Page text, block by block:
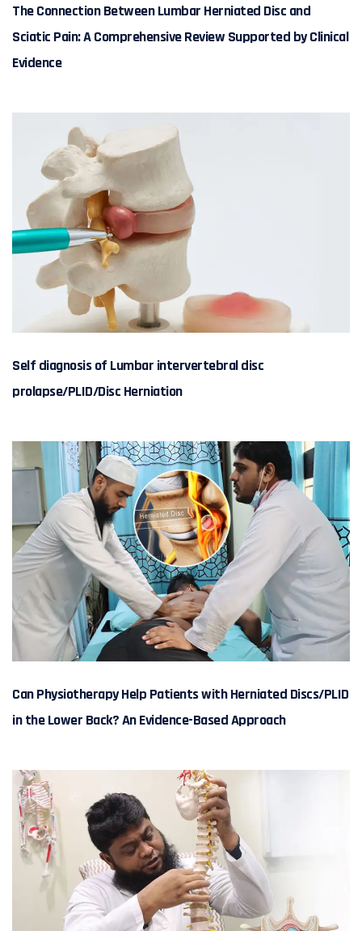
The Connection Between Lumbar Herniated Disc and
Sciatic Pain: A Comprehensive Review Supported by Clinical
Evidence
Self diagnosis of Lumbar intervertebral disc
prolapse/PLID/Disc Herniation
Can Physiotherapy Help Patients with Herniated Discs/PLID
in the Lower Back? An Evidence-Based Approach